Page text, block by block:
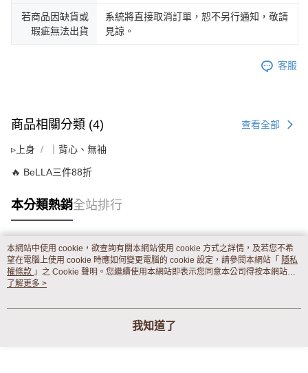
若商品因缺貨或
瑕疵無法出貨
系統將直接取消訂單，恕不另行通知，敬請
見諒。
客服
商品相關分類 (4) 查看全部
▹上身 ｜背心、無袖
🔥 BeLLA三件88折
本分類熱銷全站排行
熱門標籤
本網站中使用 cookie，欲查詢有關本網站使用 cookie 方式之詳情，及若您不希
望在電腦上使用 cookie 時應如何變更電腦的 cookie 設定，請參閱本網站「 隱私
權條款 」之 Cookie 聲明。您繼續使用本網站即表示您同意本公司得按本網站使
用條款之 Cookie 聲明使用 cookie。
了解更多 >
我知道了